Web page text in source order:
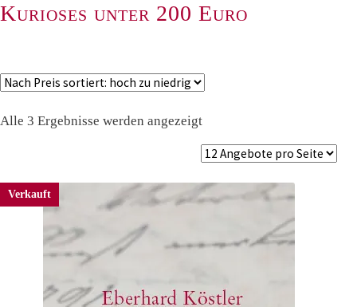
Kurioses unter 200 Euro
Alle 3 Ergebnisse werden angezeigtNach
sortiert:
Verkauft